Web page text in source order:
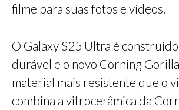
filme para suas fotos e vídeos.
O Galaxy S25 Ultra é
durável e o novo Corning
material mais resistente que o
combina a vitrocerâmica da